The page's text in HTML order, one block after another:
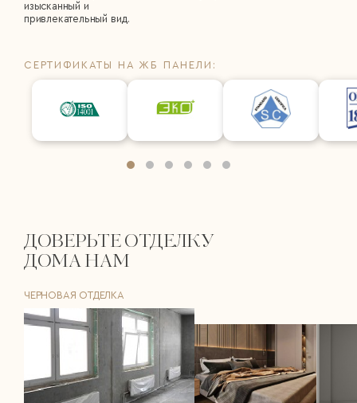
изысканный и
привлекательный вид.
СЕРТИФИКАТЫ НА ЖБ ПАНЕЛИ:
ДОВЕРЬТЕ ОТДЕЛКУ
ДОМА НАМ
ЧЕРНОВАЯ ОТДЕЛКА